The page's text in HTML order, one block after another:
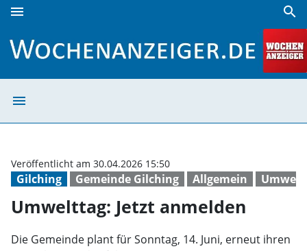
menu search
menu
Gilching Gemeinde Gilching Allgemein Umwelt
Veröffentlicht am 30.04.2026 15:50
Umwelttag: Jetzt anmelden
Die Gemeinde plant für Sonntag, 14. Juni, erneut ihren